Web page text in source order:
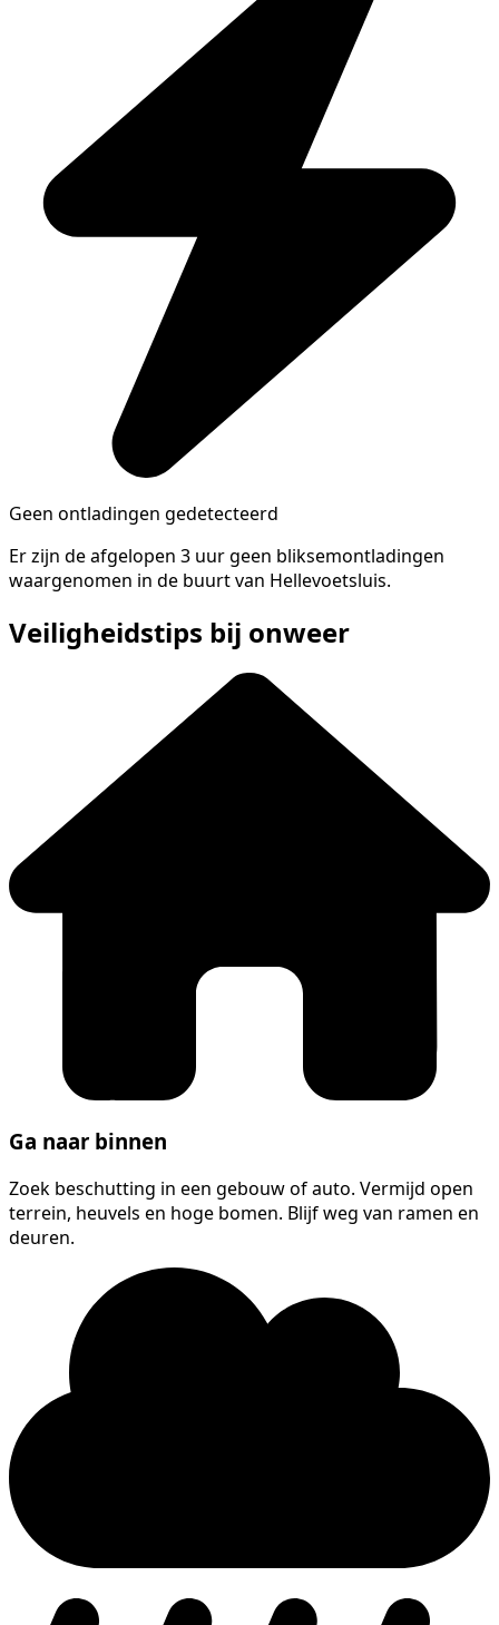
Geen ontladingen gedetecteerd
Er zijn de afgelopen 3 uur geen bliksemontladingen
waargenomen in de buurt van Hellevoetsluis.
Veiligheidstips bij onweer
Ga naar binnen
Zoek beschutting in een gebouw of auto. Vermijd open
terrein, heuvels en hoge bomen. Blijf weg van ramen en
deuren.